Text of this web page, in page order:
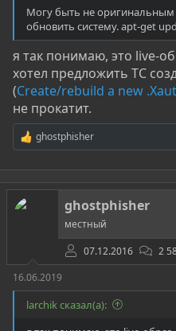
Могу быть не оригинальным
обновить систему. apt-get
я так понимаю, это live-
хотел предложить ТС
(Create/rebuild a new
не прокатит.
Р
е
а
ц
и
ghostphisher
ghostphisher
местный
07.12.2016
2
16.06.2019
larchik сказал(а):